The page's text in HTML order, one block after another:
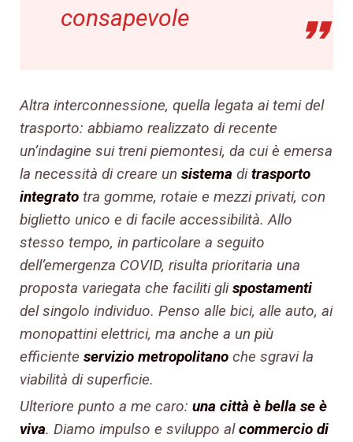
consapevole
Altra interconnessione, quella legata ai temi del
trasporto: abbiamo realizzato di recente
un’indagine sui treni piemontesi, da cui è emersa
la necessità di creare un sistema ditrasporto
integrato tra gomme, rotaie e mezzi privati, con
biglietto unico e di facile accessibilità. Allo
stesso tempo, in particolare a seguito
dell’emergenza COVID, risulta prioritaria una
proposta variegata che faciliti glispostamenti
del singolo individuo. Penso alle bici, alle auto, ai
monopattini elettrici, ma anche a un più
efficiente servizio metropolitano che sgravi la
viabilità di superficie.
Ulteriore punto a me caro: una città è bella se è
viva. Diamo impulso e sviluppo alcommercio di